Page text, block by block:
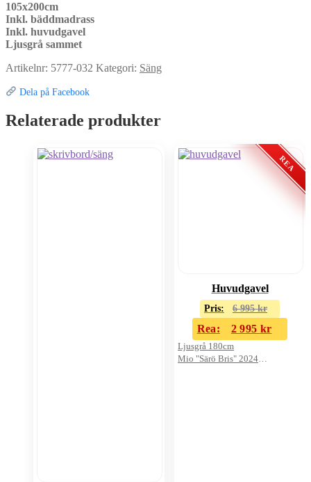
105x200cm
Inkl. bäddmadrass
Inkl. huvudgavel
Ljusgrå sammet
Artikelnr: 5777-032 Kategori: Säng
Dela på Facebook
Relaterade produkter
Huvudgavel
Pris: 6 995kr
Rea: 2 995 kr
Ljusgrå 180cm
Mio "Särö Bris" 2024